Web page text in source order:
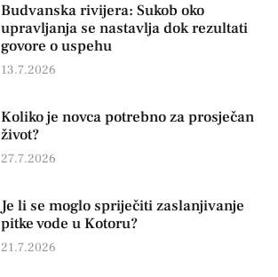
Budvanska rivijera: Sukob oko
upravljanja se nastavlja dok rezultati
govore o uspehu
13.7.2026
Koliko je novca potrebno za prosječan
život?
27.7.2026
Je li se moglo spriječiti zaslanjivanje
pitke vode u Kotoru?
21.7.2026